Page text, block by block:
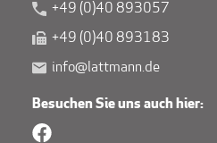
+49 (0)40 893057
+49 (0)40 893183
info@lattmann.de
Besuchen Sie uns auch hier: